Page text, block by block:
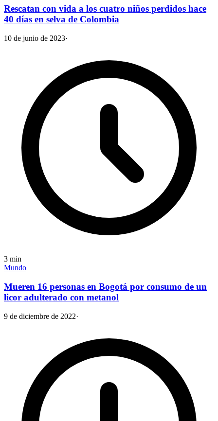
Rescatan con vida a los cuatro niños perdidos hace
40 días en selva de Colombia
10 de junio de 2023·
3 min
Mundo
Mueren 16 personas en Bogotá por consumo de un
licor adulterado con metanol
9 de diciembre de 2022·